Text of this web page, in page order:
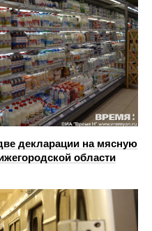
декларации на мясную
области